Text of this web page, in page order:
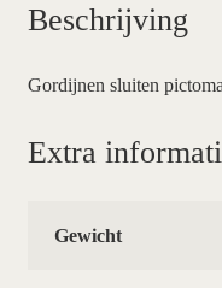
Beschrijving
Gordijnen sluiten
Extra
Gewicht